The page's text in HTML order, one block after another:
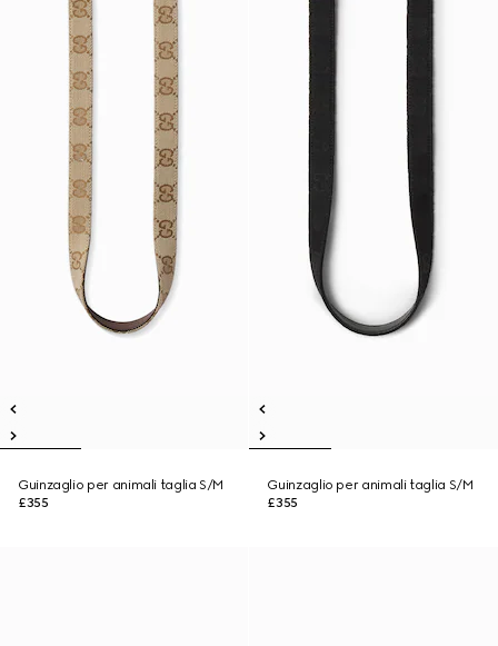
Guinzaglio per animali taglia S/M
£355
Guinzaglio per animali taglia S/M
£355